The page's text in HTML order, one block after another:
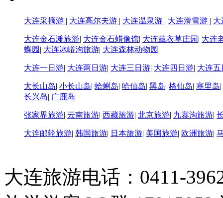
大连采摘游 | 大连高尔夫游 | 大连温泉游 | 大连滑雪游 |
大连金石滩旅游| 大连金石蜡像馆| 大连薰衣草庄园 | 大连
蝶园 | 大连冰峪沟旅游| 大连森林动物园
大连一日游| 大连两日游| 大连三日游| 大连四日游| 大连五
大长山岛| 小长山岛| 蛤蜊岛| 哈仙岛| 黑岛| 格仙岛| 塞里岛|
长兴岛| 广鹿岛
张家界旅游| 云南旅游| 西藏旅游| 北京旅游| 九寨沟旅游|
大连邮轮旅游| 韩国旅游| 日本旅游| 美国旅游| 欧洲旅游|
大连旅游电话：0411-